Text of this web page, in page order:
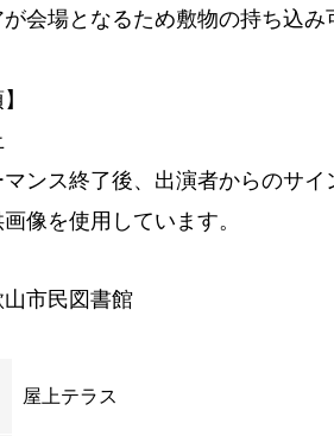
会場となるため敷物の持ち込み
マンス終了後、出演者からのサイ
画像を使用しています。
市民図書館
屋上テラス